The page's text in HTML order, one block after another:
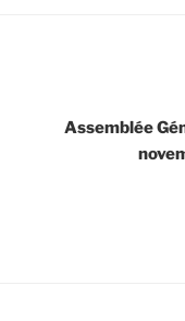
Assemblée